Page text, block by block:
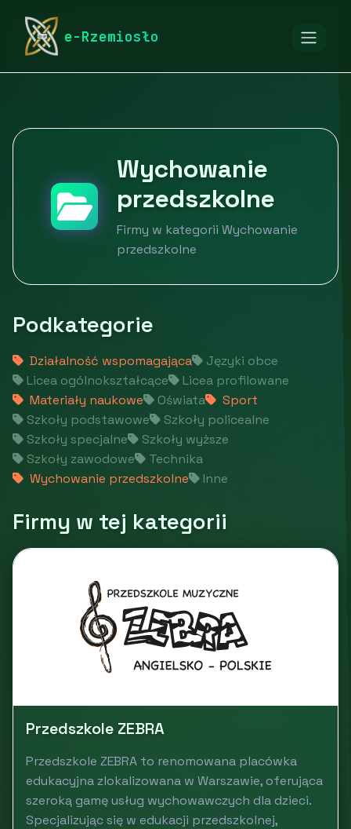
e-Rzemiosło
rymarstwo-poznan.pl
Edukacja, sport i rozrywka
Wychowanie
przedszkolne
Firmy w kategorii Wychowanie
przedszkolne
Podkategorie
Działalność wspomagająca
Języki obce
Licea ogólnokształcące
Licea profilowane
Materiały naukowe
Oświata
Sport
Szkoły podstawowe
Szkoły policealne
Szkoły specjalne
Szkoły wyższe
Szkoły zawodowe
Technika
Wychowanie przedszkolne
Inne
Firmy w tej kategorii
Przedszkole ZEBRA
Przedszkole ZEBRA to renomowana placówka
edukacyjna zlokalizowana w Warszawie, oferująca
szeroką gamę usług wychowawczych dla dzieci.
Specjalizując się w edukacji przedszkolnej,